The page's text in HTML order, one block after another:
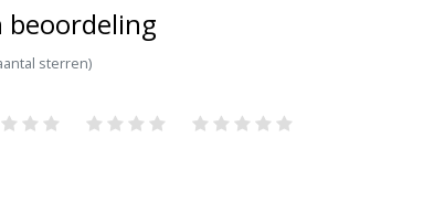
beoordeling
sterren)